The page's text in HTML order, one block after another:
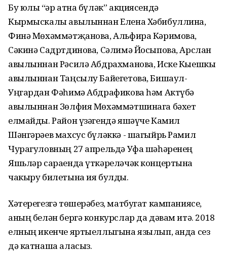
Бу юлы “Һәр атна бүләк” акциясендә
Кырмыскалы авылыннан Елена Хәбибуллина,
Финә Мөхәммәтҗанова, Альфира Кәримова,
Сәкинә Садртдинова, Сәлимә Йосыпова, Арслан
авылыннан Рәсилә Абдрахманова, Иске Кыешкы
авылыннан Таңсылу Байегетова, Бишаул-
Уңгардан Фәһимә Абдрафикова һәм Актүбә
авылыннан Зөлфия Мөхәммәтшинага бәхет
елмайды. Район үзәгендә яшәүче Камил
Шәнгәрәев махсус бүләккә - шагыйрь Рамил
Чурагуловның 27 апрельдә Уфа шәһәренең
Яшьләр сараенда үткәреләчәк концертына
чакыру билетына ия булды.
Хәтерегезгә төшерәбез, матбугат кампаниясе,
аның белән бергә конкурслар да дәвам итә. 2018
елның икенче яртыеллыгына язылып, анда сез
дә катнаша аласыз.